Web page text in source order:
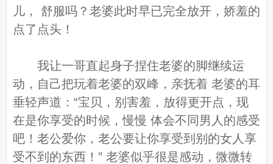
儿， 舒服吗？老婆此时早已完全放开，娇羞的
点了点头！
我让一哥直起身子捏住老婆的脚继续运
动，自己把玩着老婆的双峰，亲抚着 老婆的耳
垂轻声道：“宝贝，别害羞，放得更开点，现
在是你享受的时候，慢慢 体会不同男人的感受
吧！老公爱你，老公要让你享受到别的女人享
受不到的东西！” 老婆似乎很是感动，微微转